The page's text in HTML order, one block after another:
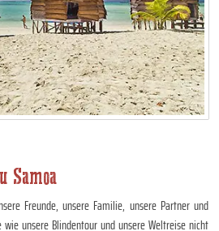
Samoa
Freunde, unsere Familie, unsere Partner und
unsere Blindentour und unsere Weltreise nicht